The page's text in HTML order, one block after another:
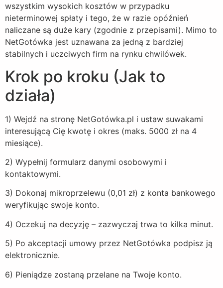
wszystkim wysokich kosztów w przypadku
nieterminowej spłaty i tego, że w razie opóźnień
naliczane są duże kary (zgodnie z przepisami). Mimo to
NetGotówka jest uznawana za jedną z bardziej
stabilnych i uczciwych firm na rynku chwilówek.
Krok po kroku (Jak to
działa)
1) Wejdź na stronę NetGotówka.pl i ustaw suwakami
interesującą Cię kwotę i okres (maks. 5000 zł na 4
miesiące).
2) Wypełnij formularz danymi osobowymi i
kontaktowymi.
3) Dokonaj mikroprzelewu (0,01 zł) z konta bankowego
weryfikując swoje konto.
4) Oczekuj na decyzję – zazwyczaj trwa to kilka minut.
5) Po akceptacji umowy przez NetGotówka podpisz ją
elektronicznie.
6) Pieniądze zostaną przelane na Twoje konto.